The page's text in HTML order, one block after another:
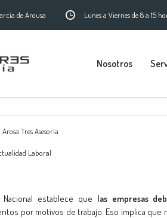
de Arousa Lunes a Viernes de 8 a 15
Nosotros
Arosa Tres Asesoría
Laboral
establece que las empresas
por motivos de trabajo. Eso implica